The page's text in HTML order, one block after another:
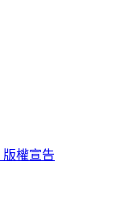
版權宣告